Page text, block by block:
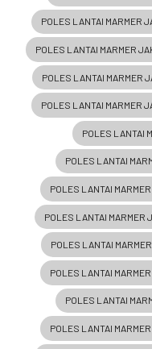
POLES LANTAI MARMER
POLES LANTAI MARMER
POLES LANTAI MARMER
POLES LANTAI MARMER
POLES LANTAI
POLES LANTAI
POLES LANTAI
POLES LANTAI MARMER
POLES LANTAI
POLES LANTAI
POLES LANTAI
POLES LANTAI